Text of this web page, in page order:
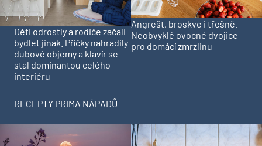
Děti odrostly a rodiče začali
bydlet jinak. Příčky nahradily
dubové objemy a klavír se
stal dominantou celého
interiéru
Angrešt, broskve i třešně.
Neobvyklé ovocné dvojice
pro domácí zmrzlinu
RECEPTY PRIMA NÁPADŮ